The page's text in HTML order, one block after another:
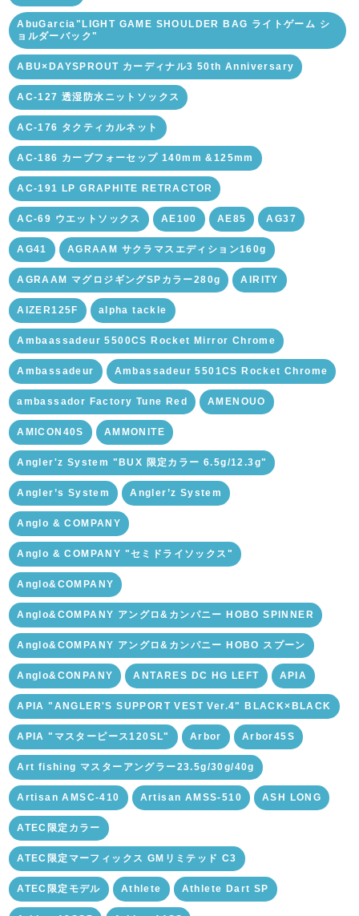
AbuGarcia"LIGHT GAME SHOULDER BAG ライトゲーム シ
ョルダーバック"
ABU×DAYSPROUT カーディナル3 50th Anniversary
AC-127 透湿防水ニットソックス
AC-176 タクティカルネット
AC-186 カーブフォーセップ 140mm &125mm
AC-191 LP GRAPHITE RETRACTOR
AC-69 ウエットソックス AE100 AE85 AG37
AG41 AGRAAM サクラマスエディション160g
AGRAAM マグロジギングSPカラー280g AIRITY
AIZER125F alpha tackle
Ambaassadeur 5500CS Rocket Mirror Chrome
Ambassadeur Ambassadeur 5501CS Rocket Chrome
ambassador Factory Tune Red AMENOUO
AMICON40S AMMONITE
Angler'z System "BUX 限定カラー 6.5g/12.3g"
Angler’s System Angler’z System
Anglo & COMPANY
Anglo & COMPANY "セミドライソックス"
Anglo&COMPANY
Anglo&COMPANY アングロ&カンパニー HOBO SPINNER
Anglo&COMPANY アングロ&カンパニー HOBO スプーン
Anglo&CONPANY ANTARES DC HG LEFT APIA
APIA "ANGLER'S SUPPORT VEST Ver.4" BLACK×BLACK
APIA "マスターピース120SL" Arbor Arbor45S
Art fishing マスターアングラー23.5g/30g/40g
Artisan AMSC-410 Artisan AMSS-510 ASH LONG
ATEC限定カラー
ATEC限定マーフィックス GMリミテッド C3
ATEC限定モデル Athlete Athlete Dart SP